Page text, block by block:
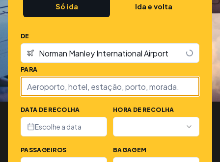
Só ida Ida e volta
DE
PARA
DATA DE RECOLHA
Escolhe a data
HORA DE RECOLHA
PASSAGEIROS BAGAGEM